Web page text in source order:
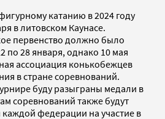
катанию в 2024 году
в литовском Каунасе.
первенство должно было
по 28 января, однако 10 мая
ассоциация конькобежцев
в стране соревнований.
буду разыграны медали в
соревнований также будут
федерации на участие в